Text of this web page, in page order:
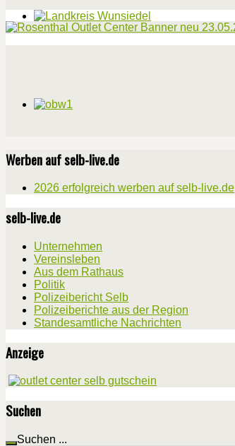
Werben auf selb-live.de
2026 erfolgreich werben auf selb-live.de
selb-live.de
Unternehmen
Vereinsleben
Aus dem Rathaus
Politik
Polizeibericht Selb
Polizeiberichte aus der Region
Standesamtliche Nachrichten
Anzeige
Suchen
Suchen ...